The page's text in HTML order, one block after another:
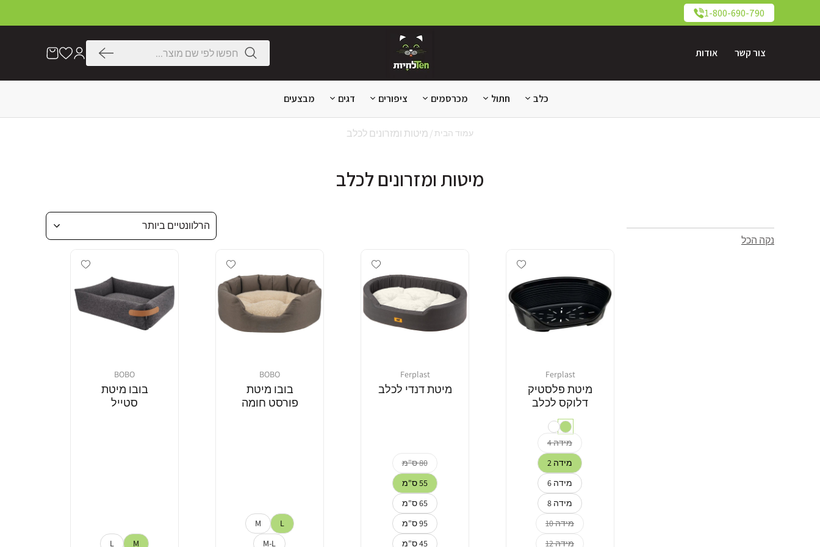
1-800-690-790
צור קשר אודות חיפוש הרשימה
שלי עֲגָלָה
כלב חתול מכרסמים ציפורים דגים מבצעים
עמוד הבית מיטות ומזרונים לכלב
מיטות ומזרונים לכלב
נקה הכל
הרלוונטיים ביותר
Add wishlist
Ferplast
מיטת פלסטיק
דלוקס לכלב
מידה 4
מידה 2
מידה 6
מידה 8
מידה 10
מידה 12
Add wishlist
Ferplast
מיטת דנדי לכלב
80 ס"מ
55 ס"מ
65 ס"מ
95 ס"מ
45 ס"מ
Add wishlist
BOBO
בובו מיטת
פורסט חומה
L
M
M-L
Add wishlist
BOBO
בובו מיטת
סטייל
M
L